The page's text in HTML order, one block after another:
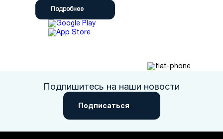
Подробнее
Подпишитесь на наши новости
Подписаться